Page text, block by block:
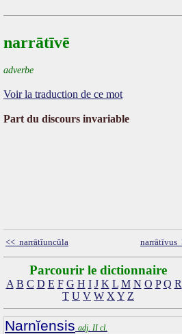
narrātīvē
adverbe
Voir la traduction de ce mot
Part du discours invariable
<< narrātĭuncŭla narrātīvus
Parcourir le dictionnaire
A B C D E F G H I J K L M N O P Q R
T U V W X Y Z
Narnĭensis adj. II cl.